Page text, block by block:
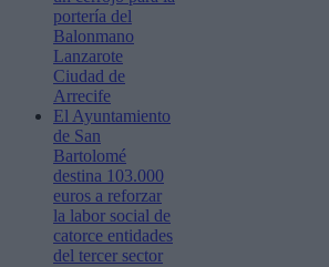
portería del
Balonmano
Lanzarote
Ciudad de
Arrecife
El Ayuntamiento
de San
Bartolomé
destina 103.000
euros a reforzar
la labor social de
catorce entidades
del tercer sector